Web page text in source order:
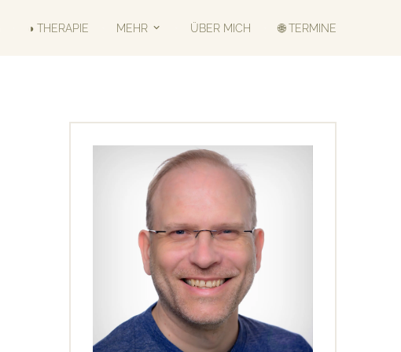
◑ THERAPIE MEHR ÜBER MICH 🌐 TERMINE